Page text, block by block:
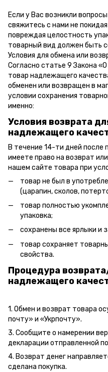
Если у Вас возникли
свяжитесь с нами не
повреждая целостность
товарный вид должен быть
Условия для обмена или
Согласно статье 9 Закона
товар надлежащего
обменен или возвращен в
условии сохранения
именно:
Условия возврата
надлежащего
В течение 14-ти дней после
имеете право на возврат
нашем сайте товара при
товар не был в
(царапин, сколов,
товар полностью
упаковка;
сохранены все ярлыки и
товар сохраняет
свойства.
Процедура
надлежащего
1. Обмен и возврат товара
почту» и «Укрпочту».
3. Сообщите о намерении
декларации отправленной
4. Возврат денег
сделана покупка.